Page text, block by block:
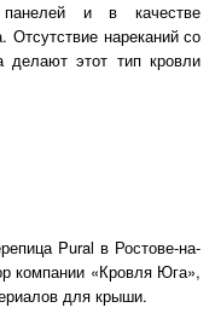
и в качестве
Отсутствие нареканий со
делают этот тип кровли
Pural в Ростове-на-
компании «Кровля Юга»,
для крыши.